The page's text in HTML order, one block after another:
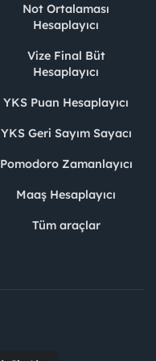
Not Ortalaması
Hesaplayıcı
Vize Final Büt
Hesaplayıcı
YKS Puan Hesaplayıcı
YKS Geri Sayım Sayacı
Pomodoro Zamanlayıcı
Maaş Hesaplayıcı
Tüm araçlar